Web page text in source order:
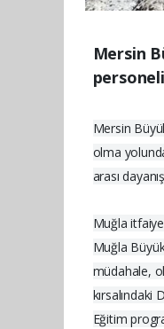
Mersin
Mersin
olma
arası
Muğla
Muğla
müdahale,
Eğitim